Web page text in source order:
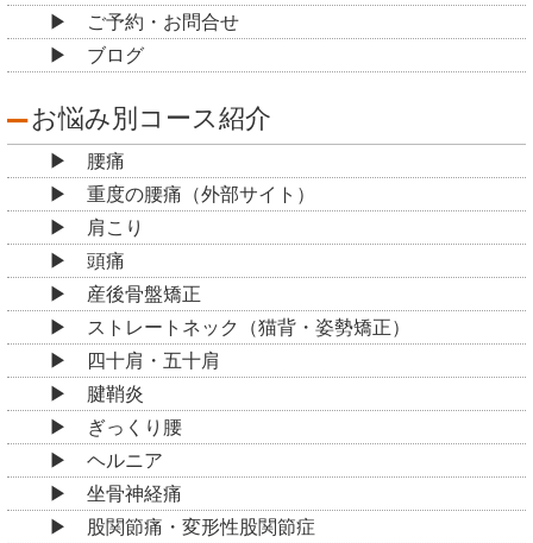
ご予約・お問合せ
ブログ
お悩み別コース紹介
腰痛
重度の腰痛（外部サイト）
肩こり
頭痛
産後骨盤矯正
ストレートネック（猫背・姿勢矯正）
四十肩・五十肩
腱鞘炎
ぎっくり腰
ヘルニア
坐骨神経痛
股関節痛・変形性股関節症